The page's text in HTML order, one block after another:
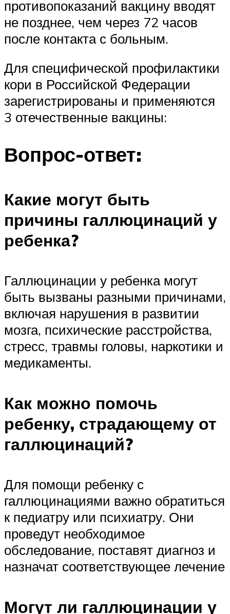
противопоказаний вакцину вводят
не позднее, чем через 72 часов
после контакта с больным.
Для специфической профилактики
кори в Российской Федерации
зарегистрированы и применяются
3 отечественные вакцины:
Вопрос-ответ:
Какие могут быть
причины галлюцинаций у
ребенка?
Галлюцинации у ребенка могут
быть вызваны разными причинами,
включая нарушения в развитии
мозга, психические расстройства,
стресс, травмы головы, наркотики и
медикаменты.
Как можно помочь
ребенку, страдающему от
галлюцинаций?
Для помощи ребенку с
галлюцинациями важно обратиться
к педиатру или психиатру. Они
проведут необходимое
обследование, поставят диагноз и
назначат соответствующее лечение
Могут ли галлюцинации у